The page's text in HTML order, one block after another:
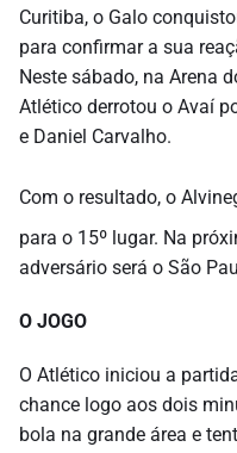
Curitiba, o Galo
para confirmar a sua
Neste sábado, na Arena
Atlético derrotou o Avaí
e Daniel Carvalho.
Com o resultado, o
para o 15º lugar. Na
adversário será o São
O JOGO
O Atlético iniciou a
chance logo aos dois
bola na grande área e